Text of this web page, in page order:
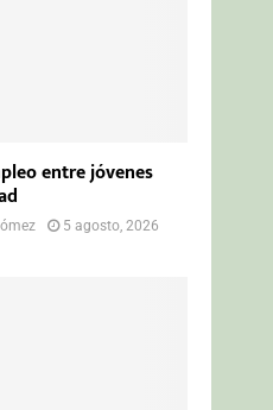
entre jóvenes
5 agosto, 2026